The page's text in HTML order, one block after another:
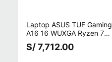
Laptop ASUS TUF Gaming
A16 16 WUXGA Ryzen 7
260 16GB RAM 512GB SSD
RTX 5060 W11 FA608UM-
S/ 7,712.00